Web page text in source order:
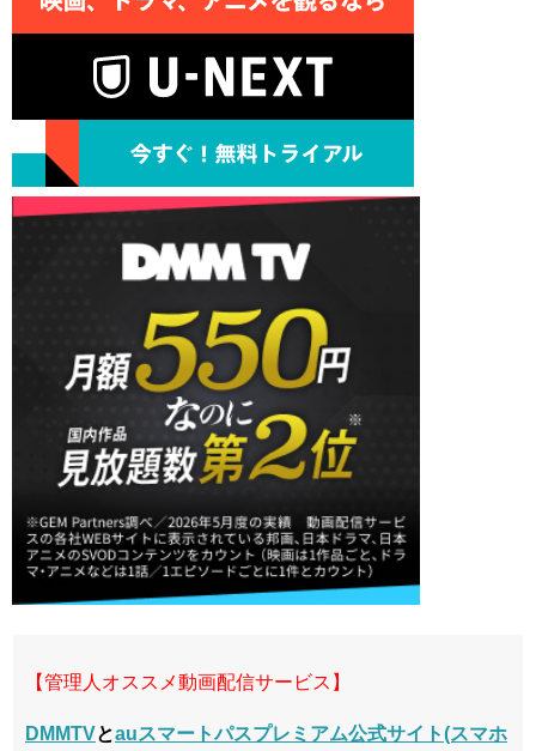
【管理人オススメ動画配信サービス】
DMMTVとauスマートパスプレミアム公式サイト(スマホ